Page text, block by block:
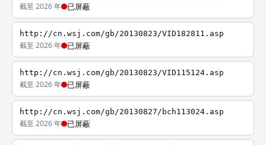
截至 2026 年 已屏蔽
http://cn.wsj.com/gb/20130823/VID182811.asp
截至 2026 年 已屏蔽
http://cn.wsj.com/gb/20130823/VID115124.asp
截至 2026 年 已屏蔽
http://cn.wsj.com/gb/20130827/bch113024.asp
截至 2026 年 已屏蔽